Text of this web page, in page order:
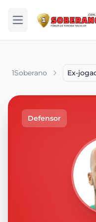
Abrir menu
1Soberano Ex-
Defensor